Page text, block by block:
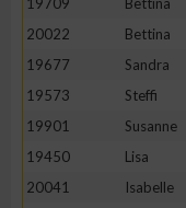
20022
Bettina
19677
Sandra
19573
Steffi
19901
Susanne
19450
Lisa
20041
Isabelle
Erstellung von
Messung der